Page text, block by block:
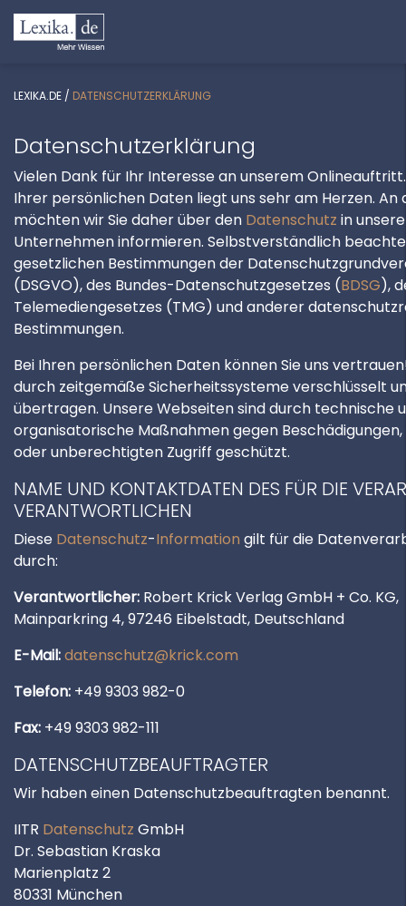
LEXIKA.DE / DATENSCHUTZERKLÄRUNG
Datenschutzerklärung
Vielen Dank für Ihr Interesse an unserem
Ihrer persönlichen Daten liegt uns sehr am Herzen. An
möchten wir Sie daher über den Datenschutz in
Unternehmen informieren. Selbstverständlich
gesetzlichen Bestimmungen der
(DSGVO), des Bundes-Datenschutzgesetzes (BDSG),
Telemediengesetzes (TMG) und anderer
Bestimmungen.
Bei Ihren persönlichen Daten können Sie uns
durch zeitgemäße Sicherheitssysteme verschlüsselt
übertragen. Unsere Webseiten sind durch technische
organisatorische Maßnahmen gegen
oder unberechtigten Zugriff geschützt.
NAME UND KONTAKTDATEN DES FÜR DIE
VERANTWORTLICHEN
Diese Datenschutz-Information gilt für die
durch:
Verantwortlicher: Robert Krick Verlag GmbH + Co. KG,
Mainparkring 4, 97246 Eibelstadt, Deutschland
E-Mail:datenschutz@krick.com
Telefon: +49 9303 982-0
Fax: +49 9303 982-111
DATENSCHUTZBEAUFTRAGTER
Wir haben einen Datenschutzbeauftragten benannt.
IITR Datenschutz GmbH
Dr. Sebastian Kraska
Marienplatz 2
80331 München